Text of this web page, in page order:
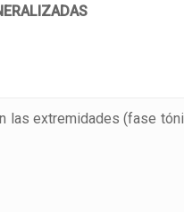
las extremidades (fase